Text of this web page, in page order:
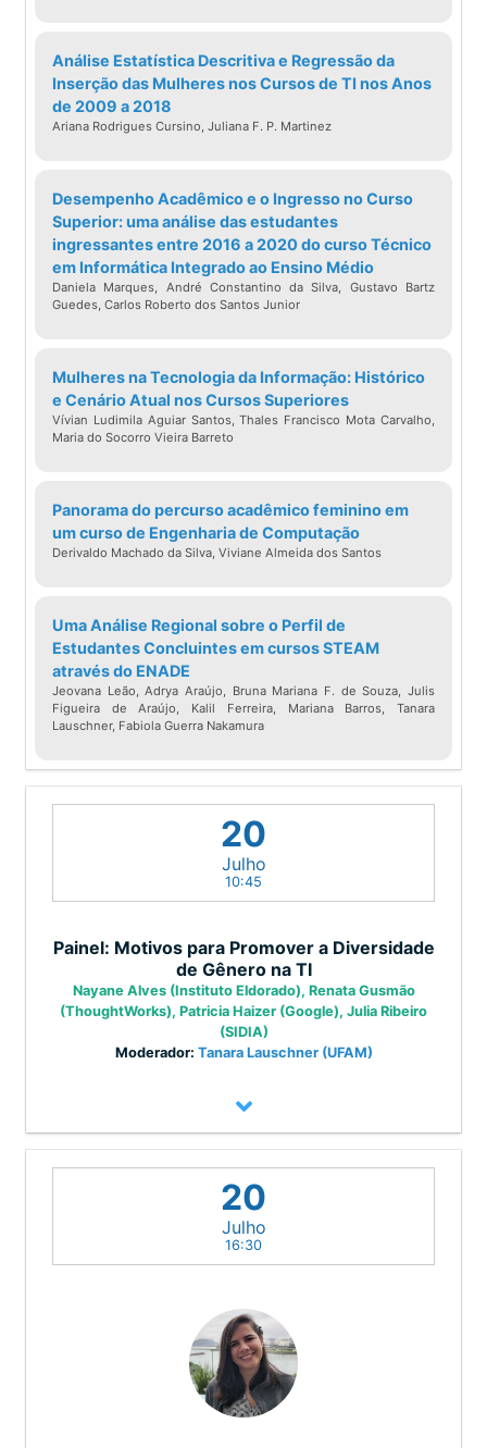
Análise Estatística Descritiva e Regressão da
Inserção das Mulheres nos Cursos de TI nos Anos
de 2009 a 2018
Ariana Rodrigues Cursino, Juliana F. P. Martinez
Desempenho Acadêmico e o Ingresso no Curso
Superior: uma análise das estudantes
ingressantes entre 2016 a 2020 do curso Técnico
em Informática Integrado ao Ensino Médio
Daniela Marques, André Constantino da Silva, Gustavo Bartz
Guedes, Carlos Roberto dos Santos Junior
Mulheres na Tecnologia da Informação: Histórico
e Cenário Atual nos Cursos Superiores
Vívian Ludimila Aguiar Santos, Thales Francisco Mota Carvalho,
Maria do Socorro Vieira Barreto
Panorama do percurso acadêmico feminino em
um curso de Engenharia de Computação
Derivaldo Machado da Silva, Viviane Almeida dos Santos
Uma Análise Regional sobre o Perfil de
Estudantes Concluintes em cursos STEAM
através do ENADE
Jeovana Leão, Adrya Araújo, Bruna Mariana F. de Souza, Julis
Figueira de Araújo, Kalil Ferreira, Mariana Barros, Tanara
Lauschner, Fabiola Guerra Nakamura
Painel: Motivos para Promover a Diversidade
de Gênero na TI
Nayane Alves (Instituto Eldorado), Renata Gusmão
(ThoughtWorks), Patricia Haizer (Google), Julia Ribeiro
(SIDIA)
Moderador: Tanara Lauschner (UFAM)
20
Julho
10:45
Motivos para Promover a Diversidade de
Chair: Fabíola Nakamura
Renata
20
Julho
16:30